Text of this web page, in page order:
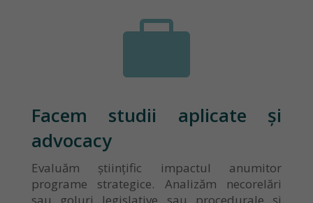

Facem studii aplicate și
advocacy
Evaluăm științific impactul anumitor
programe strategice. Analizăm necorelări